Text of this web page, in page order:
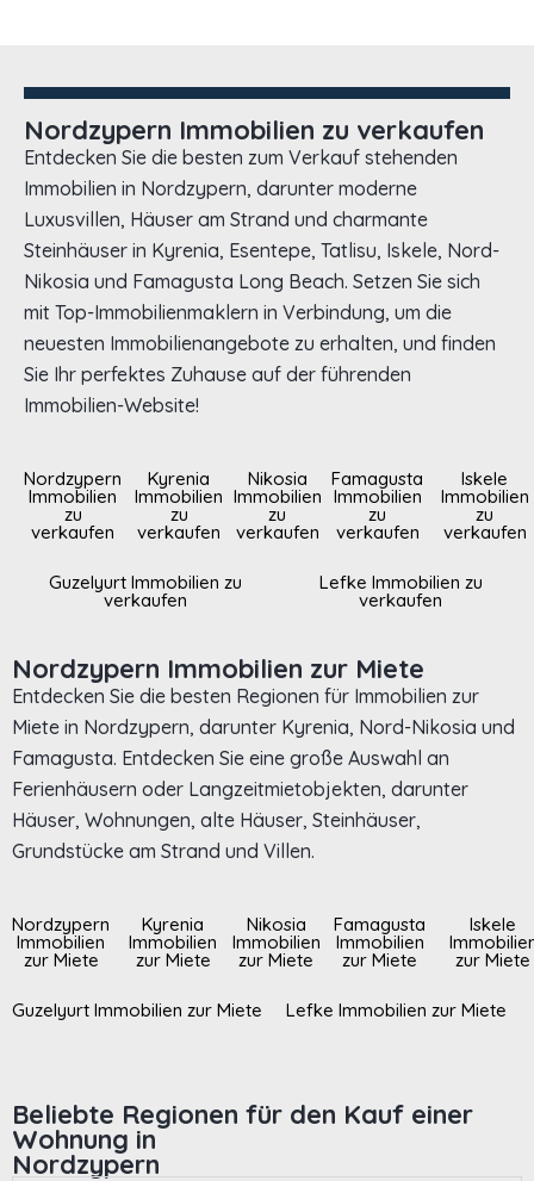
Nordzypern Immobilien zu verkaufen
Entdecken Sie die besten zum Verkauf stehenden
Immobilien in Nordzypern, darunter moderne
Luxusvillen, Häuser am Strand und charmante
Steinhäuser in Kyrenia, Esentepe, Tatlisu, Iskele, Nord-
Nikosia und Famagusta Long Beach. Setzen Sie sich
mit Top-Immobilienmaklern in Verbindung, um die
neuesten Immobilienangebote zu erhalten, und finden
Sie Ihr perfektes Zuhause auf der führenden
Immobilien-Website!
Nordzypern
Immobilien
zu
verkaufen
Kyrenia
Immobilien
zu
verkaufen
Nikosia
Immobilien
zu
verkaufen
Famagusta
Immobilien
zu
verkaufen
Iskele
Immobilien
zu
verkaufen
Guzelyurt Immobilien zu
verkaufen
Lefke Immobilien zu
verkaufen
Nordzypern Immobilien zur Miete
Entdecken Sie die besten Regionen für Immobilien zur
Miete in Nordzypern, darunter Kyrenia, Nord-Nikosia und
Famagusta. Entdecken Sie eine große Auswahl an
Ferienhäusern oder Langzeitmietobjekten, darunter
Häuser, Wohnungen, alte Häuser, Steinhäuser,
Grundstücke am Strand und Villen.
Nordzypern
Immobilien
zur Miete
Kyrenia
Immobilien
zur Miete
Nikosia
Immobilien
zur Miete
Famagusta
Immobilien
zur Miete
Iskele
zur Miete
Guzelyurt Immobilien zur Miete Lefke Immobilien zur Miete
Beliebte Regionen für den Kauf einer
Wohnung in
Nordzypern